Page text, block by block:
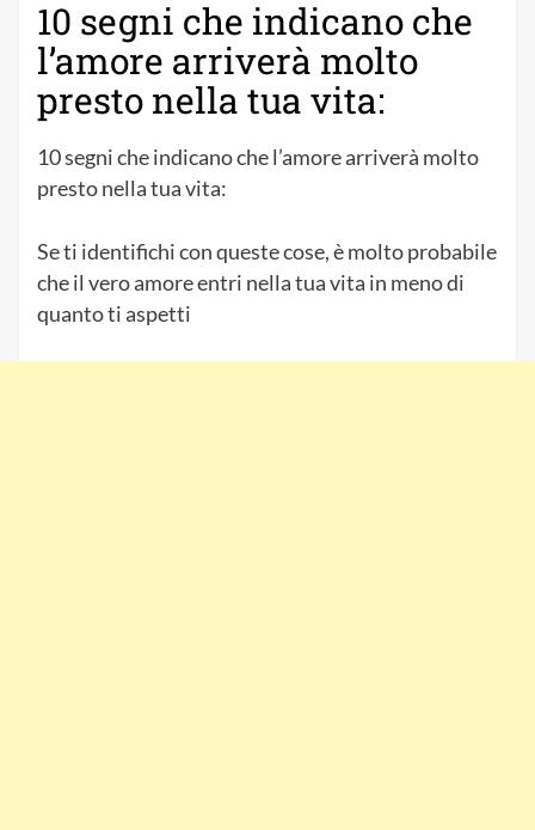
10 segni che indicano che
l’amore arriverà molto
presto nella tua vita:
10 segni che indicano che l’amore arriverà molto
presto nella tua vita:
Se ti identifichi con queste cose, è molto probabile
che il vero amore entri nella tua vita in meno di
quanto ti aspetti